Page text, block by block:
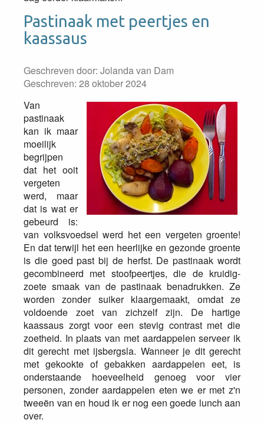
Pastinaak met peertjes en
kaassaus
Geschreven door: Jolanda van Dam
Geschreven: 28 oktober 2024
Van
pastinaak
kan ik maar
moeilijk
begrijpen
dat het ooit
vergeten
werd, maar
dat is wat er
gebeurd is:
van volksvoedsel werd het een vergeten groente!
En dat terwijl het een heerlijke en gezonde groente
is die goed past bij de herfst. De pastinaak wordt
gecombineerd met stoofpeertjes, die de kruidig-
zoete smaak van de pastinaak benadrukken. Ze
worden zonder suiker klaargemaakt, omdat ze
voldoende zoet van zichzelf zijn. De hartige
kaassaus zorgt voor een stevig contrast met die
zoetheid. In plaats van met aardappelen serveer ik
dit gerecht met ijsbergsla. Wanneer je dit gerecht
met gekookte of gebakken aardappelen eet, is
onderstaande hoeveelheid genoeg voor vier
personen, zonder aardappelen eten we er met z'n
tweeën van en houd ik er nog een goede lunch aan
over.